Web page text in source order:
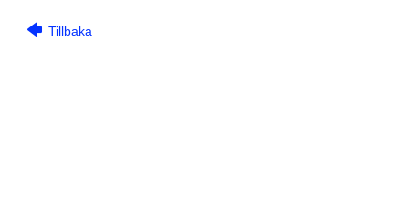
Tillbaka